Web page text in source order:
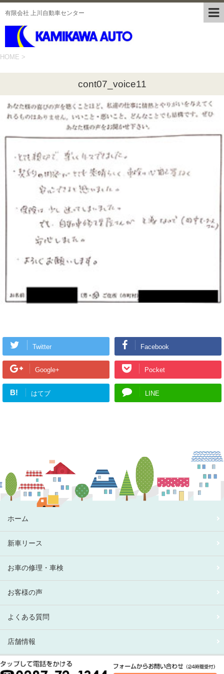
有限会社 上川自動車センター
HOME >
cont07_voice11
Twitter Facebook
Google+ Pocket
B! はてブ LINE
ホーム
新車リース
お車の修理・車検
お客様の声
よくある質問
店舗情報
有限会社 上川自動車センター